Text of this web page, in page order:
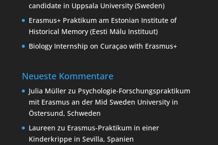
candidate in Uppsala University (Sweden)
Erasmus+ Praktikum am Estonian Institute of
Historical Memory (Eesti Mälu Instituut)
Biology Internship on Curaçao with Erasmus+
Neueste Kommentare
Julia Müllerzu Psychologie-Forschungspraktikum
mit Erasmus an der Mid Sweden University in
Östersund, Schweden
Laureen zu Erasmus-Praktikum in einer
Kinderkrippe in Sevilla, Spanien